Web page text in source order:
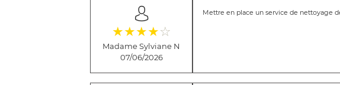
(*)
★ (*)
★ (*)
★ (*)
★ ( )
☆
Madame Sylviane N
07/06/2026
Mettre en place un service de nettoyage